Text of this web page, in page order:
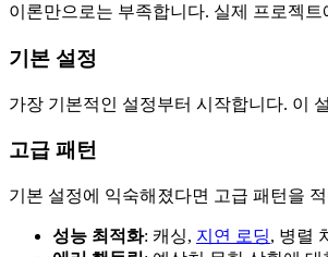
이론만으로는 부족합니다. 실제 프로젝
기본 설정
가장 기본적인 설정부터 시작합니다. 이
고급 패턴
기본 설정에 익숙해졌다면 고급 패턴을
성능 최적화: 캐싱, 지연 로딩, 병렬